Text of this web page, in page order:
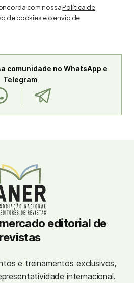
com nossaPolítica de
de cookies e o envio de
comunidade no WhatsApp e
Telegram
editorial de
revistas
e treinamentos exclusivos,
internacional.